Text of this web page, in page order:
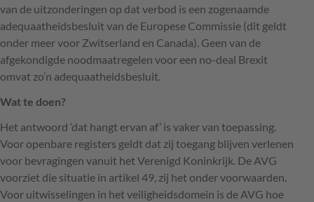
van de uitzonderingen op dat verbod is een zogenaamde
adequaatheidsbesluit van de Europese Commissie (dit geldt
onder meer voor Zwitserland en Canada). Geen van de
afgekondigde noodmaatregelen voor een no-deal Brexit
omvat zo’n adequaatheidsbesluit.
Wat te doen?
Het antwoord ‘dat hangt ervan af’ is vaker van toepassing.
Voor openbare registers geldt dat zij toegang blijven verlenen
voor bevragingen vanuit het Verenigd Koninkrijk. De AVG
voorziet die situatie in artikel 49, zij het onder voorwaarden.
Voor uitwisselingen in het veiligheidsdomein is de AVG hoe